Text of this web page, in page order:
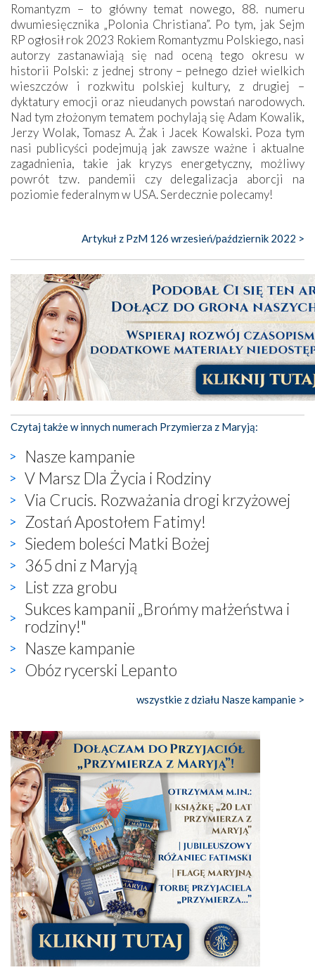
Romantyzm – to główny temat nowego, 88. numeru
dwumiesięcznika „Polonia Christiana”. Po tym, jak Sejm
RP ogłosił rok 2023 Rokiem Romantyzmu Polskiego, nasi
autorzy zastanawiają się nad oceną tego okresu w
historii Polski: z jednej strony – pełnego dzieł wielkich
wieszczów i rozkwitu polskiej kultury, z drugiej –
dyktatury emocji oraz nieudanych powstań narodowych.
Nad tym złożonym tematem pochylają się Adam Kowalik,
Jerzy Wolak, Tomasz A. Żak i Jacek Kowalski. Poza tym
nasi publicyści podejmują jak zawsze ważne i aktualne
zagadnienia, takie jak kryzys energetyczny, możliwy
powrót tzw. pandemii czy delegalizacja aborcji na
poziomie federalnym w USA. Serdecznie polecamy!
Artykuł z PzM 126 wrzesień/październik 2022 >
Czytaj także w innych numerach Przymierza z Maryją:
Nasze kampanie
V Marsz Dla Życia i Rodziny
Via Crucis. Rozważania drogi krzyżowej
Zostań Apostołem Fatimy!
Siedem boleści Matki Bożej
365 dni z Maryją
List zza grobu
Sukces kampanii „Brońmy małżeństwa i
rodziny!"
Nasze kampanie
Obóz rycerski Lepanto
wszystkie z działu Nasze kampanie >